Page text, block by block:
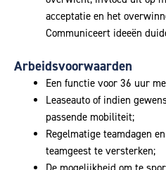
acceptatie en het
Communiceert ideeën
Arbeidsvoorwaarden
Een functie voor 36 uur
Leaseauto of indien
passende mobiliteit;
Regelmatige teamdagen
teamgeest te versterken;